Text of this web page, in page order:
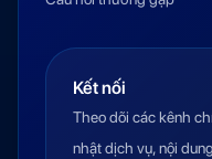
Kết nối
Theo dõi các kênh
nhật dịch vụ, nội